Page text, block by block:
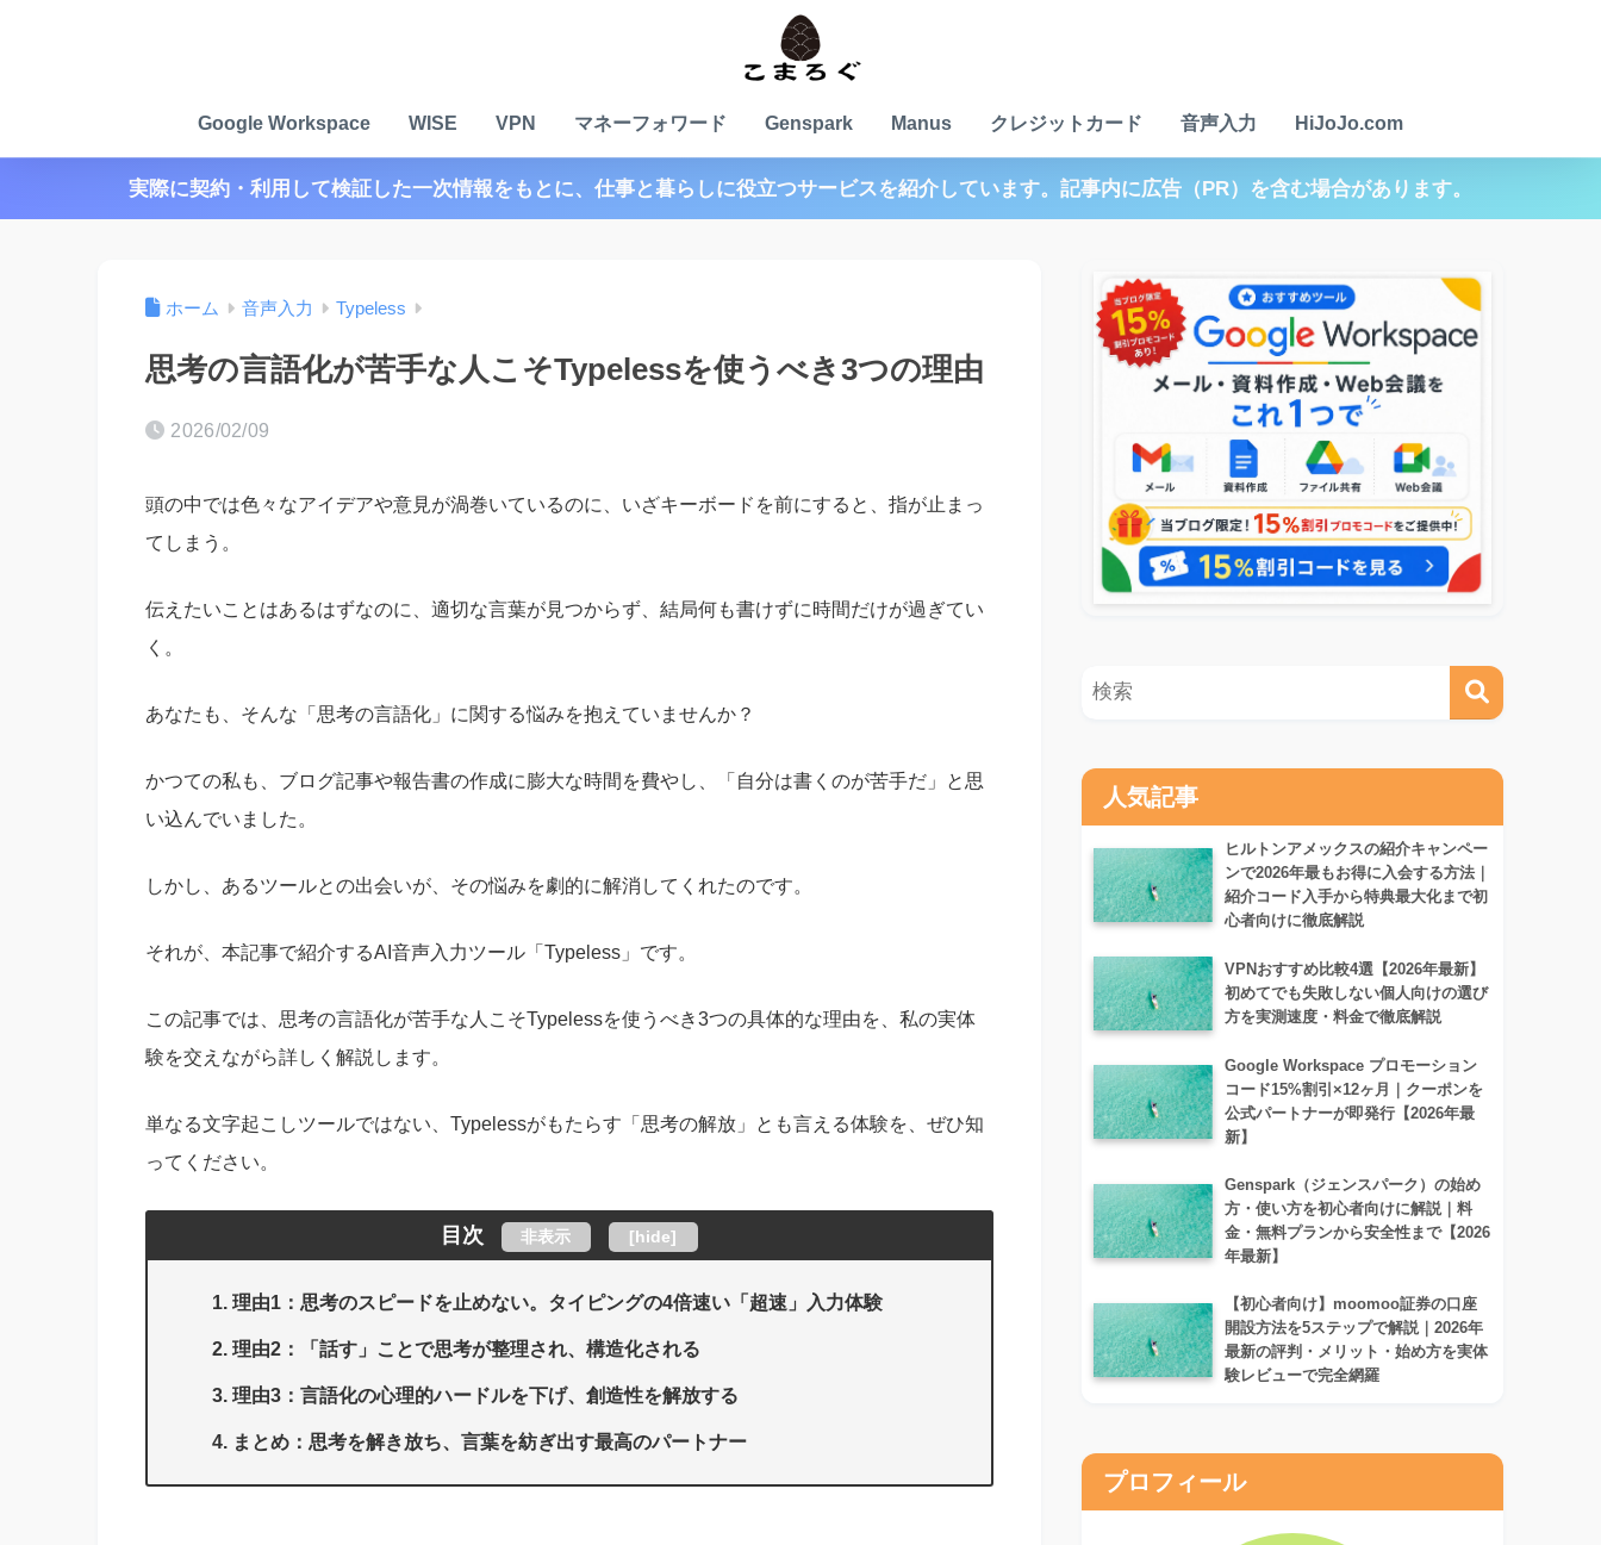
Google Workspace WISE VPN マネーフォワード Genspark Manus クレジットカード 音声入力 HiJoJo.com
実際に契約・利用して検証した一次情報をもとに、仕事と暮らしに役立つサービスを紹介しています。記事内に広告（PR）を含む場合があります。
ホーム 音声入力 Typeless
思考の言語化が苦手な人こそTypelessを使うべき3つの理由
2026/02/09
頭の中では色々なアイデアや意見が渦巻いているのに、いざキーボードを前にすると、指が止まっ
てしまう。
伝えたいことはあるはずなのに、適切な言葉が見つからず、結局何も書けずに時間だけが過ぎてい
く。
あなたも、そんな「思考の言語化」に関する悩みを抱えていませんか？
かつての私も、ブログ記事や報告書の作成に膨大な時間を費やし、「自分は書くのが苦手だ」と思
い込んでいました。
しかし、あるツールとの出会いが、その悩みを劇的に解消してくれたのです。
それが、本記事で紹介するAI音声入力ツール「Typeless」です。
この記事では、思考の言語化が苦手な人こそTypelessを使うべき3つの具体的な理由を、私の実体
験を交えながら詳しく解説します。
単なる文字起こしツールではない、Typelessがもたらす「思考の解放」とも言える体験を、ぜひ知
ってください。
目次 非表示 [hide]
理由1：思考のスピードを止めない。タイピングの4倍速い「超速」入力体験
理由2：「話す」ことで思考が整理され、構造化される
理由3：言語化の心理的ハードルを下げ、創造性を解放する
まとめ：思考を解き放ち、言葉を紡ぎ出す最高のパートナー
人気記事
ヒルトンアメックスの紹介キャンペー
ンで2026年最もお得に入会する方法｜
紹介コード入手から特典最大化まで初
心者向けに徹底解説
VPNおすすめ比較4選【2026年最新】
初めてでも失敗しない個人向けの選び
方を実測速度・料金で徹底解説
Google Workspace プロモーション
コード15%割引×12ヶ月｜クーポンを
公式パートナーが即発行【2026年最
新】
Genspark（ジェンスパーク）の始め
方・使い方を初心者向けに解説｜料
金・無料プランから安全性まで【2026
年最新】
【初心者向け】moomoo証券の口座
開設方法を5ステップで解説｜2026年
最新の評判・メリット・始め方を実体
験レビューで完全網羅
プロフィール